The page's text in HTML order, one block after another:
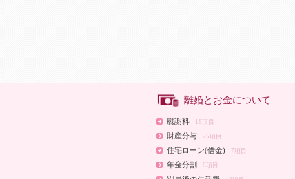
離婚とお金について
慰謝料 18項目
財産分与 25項目
住宅ローン(借金) 7項目
年金分割 6項目